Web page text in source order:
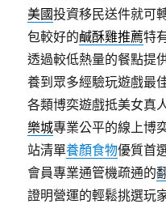
美國投資移民送件就可
包較好的鹹酥雞推薦特
透過較低熱量的餐點提
養到眾多經驗玩遊戲最
各類博奕遊戲抵美女真
樂城專業公平的線上博
站清單養顏食物優質首
會員專業通管機疏通的
證明營運的輕鬆挑選玩